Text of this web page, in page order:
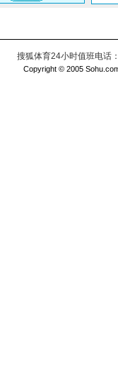
搜狐体育24小时值班电话
Copyright © 2005